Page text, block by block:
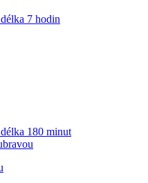
7 hodin
180 minut